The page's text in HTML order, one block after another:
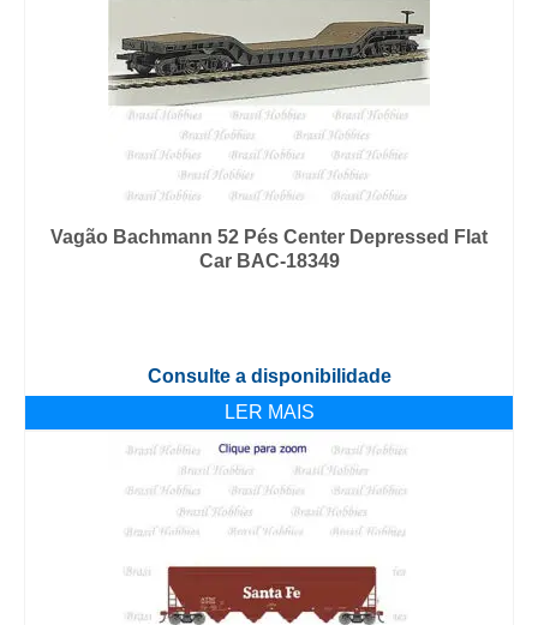
Vagão Bachmann 52 Pés Center Depressed Flat
Car BAC-18349
Consulte a disponibilidade
LER MAIS